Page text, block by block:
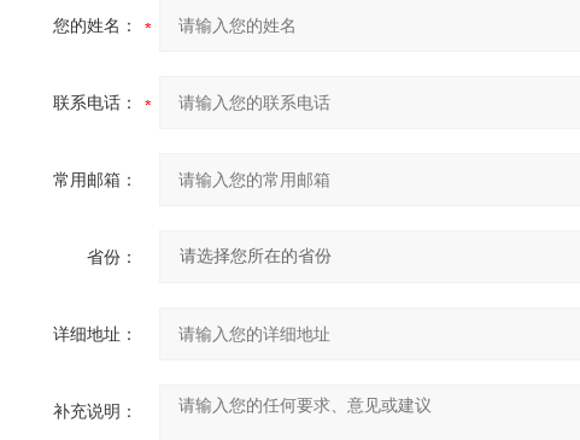
您的姓名：
联系电话：
常用邮箱：
省份：
详细地址：
补充说明：